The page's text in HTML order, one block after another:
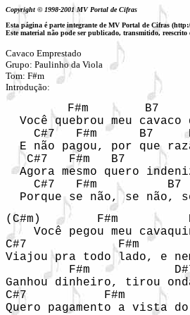
Copyright © 1998-2001 MV Portal de Cifras
Esta página é parte integrante de MV Portal de Cifras
Este material não pode ser publicado, transmitido,
Cavaco Emprestado
Grupo: Paulinho da Viola
Tom: F#m
Introdução:
F#m        B7
Você quebrou meu cavaco
C#7   F#m      B7
E não pagou, por que
C#7   F#m   B7
Agora mesmo quero
C#7   F#m          B7
Porque se não, se não,
(C#m)        F#m
Você pegou meu
C#7             F#m
Viajou pra todo lado, e
F#m
Ganhou dinheiro, tirou
C#7           F#m
Quero pagamento a vista